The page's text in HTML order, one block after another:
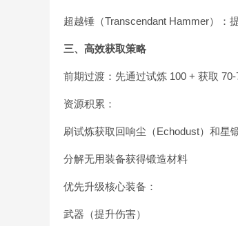
超越锤（Transcendant Hammer）
三、高效获取策略
前期过渡：先通过试炼 100 + 获取
资源积累：
刷试炼获取回响尘（Echodust）和星
分解无用装备获得锻造材料
优先升级核心装备：
武器（提升伤害）